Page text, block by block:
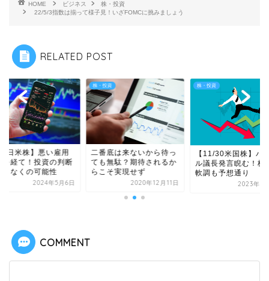
HOME ビジネス
株・投資
22/5/3指数は揃って様子見！いざFOMCに挑みましょう
RELATED POST
日米株】悪い雇用
を経て！投資の判断
もなくの可能性
2024年5月6日
株・投資
二番底は来ないから待っ
ても無駄？期待されるか
らこそ実現せず
2020年12月11日
株・投資
【11/30米国株】パ
ル議長発言睨む！株
軟調も予想通り
2023年12
COMMENT